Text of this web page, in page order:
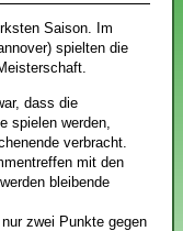
Saison. Im
spielten die
dass die
spielen werden,
verbracht.
mit den
bleibende
zwei Punkte gegen